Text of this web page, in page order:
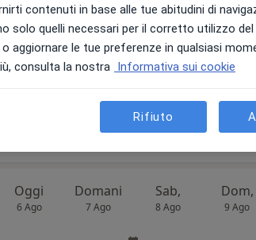
Oggi
6 Ago
Domani
7 Ago
Sab,
8 Ago
Dom,
9 Ago
contenuti in base alle tue abitudini di
solo quelli necessari per il corretto utilizzo
aggiornare le tue preferenze in qualsiasi
consulta la nostra Informativa sui cookie
Rifiuto